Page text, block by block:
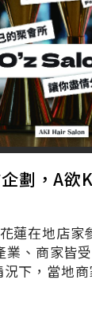
劃，A
地店家參
業、商家皆
下，當地